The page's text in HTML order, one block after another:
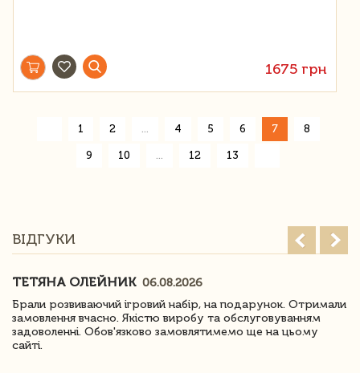
1675 грн
1 2 4 5 6 7 8
9 10 12 13
ВІДГУКИ
ТЕТЯНА ОЛЕЙНИК 06.08.2026
Брали розвиваючий ігровий набір, на подарунок. Отримали
замовлення вчасно. Якістю виробу та обслуговуванням
задоволенні. Обов'язково замовлятимемо ще на цьому
сайті.